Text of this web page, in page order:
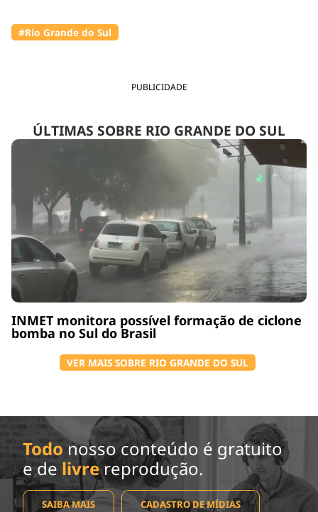
PUBLICIDADE
ÚLTIMAS SOBRE RIO GRANDE DO SUL
INMET monitora possível formação de ciclone
bomba no Sul do Brasil
VER MAIS SOBRE RIO GRANDE DO SUL
#Rio Grande do Sul
Todo nosso conteúdo é gratuito
e de livrereprodução.
SAIBA MAIS CADASTRO DE MÍDIAS